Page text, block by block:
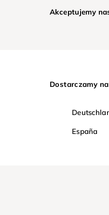
Akceptujemy
Dostarczamy
España